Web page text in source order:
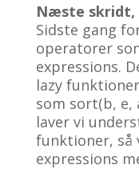
Næste skridt,
Sidste gang
operatorer
expressions.
lazy
som sort(b, e,
laver vi
funktioner, så
expressions